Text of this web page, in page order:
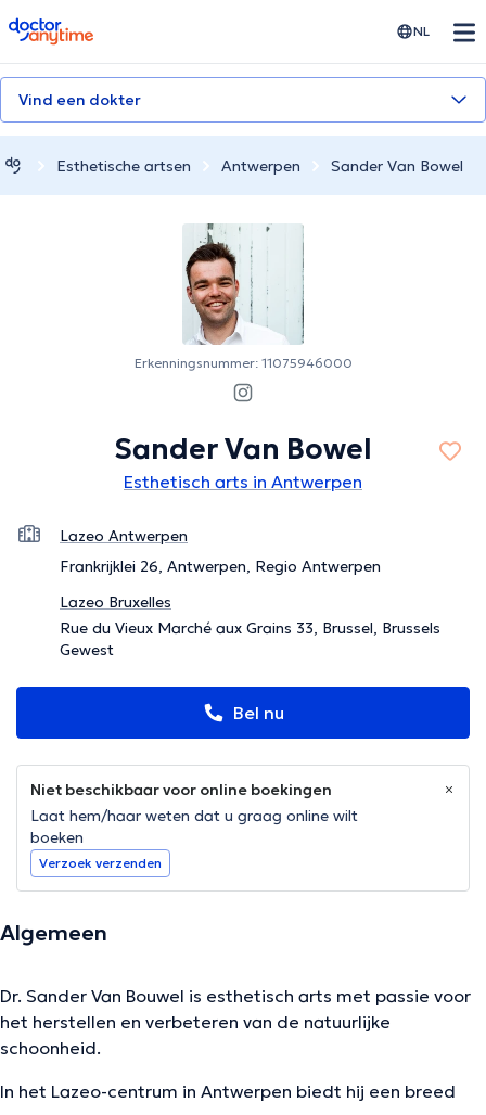
doctoranytime NL
Vind een dokter
Esthetische artsen Antwerpen Sander Van Bowel
Erkenningsnummer: 11075946000
Sander Van Bowel
Esthetisch arts in Antwerpen
Lazeo Antwerpen
Frankrijklei 26, Antwerpen, Regio Antwerpen
Lazeo Bruxelles
Rue du Vieux Marché aux Grains 33, Brussel, Brussels
Gewest
Bel nu
Niet beschikbaar voor online boekingen
Laat hem/haar weten dat u graag online wilt
boeken
Verzoek verzenden
Algemeen
Dr. Sander Van Bouwel is esthetisch arts met passie voor
het herstellen en verbeteren van de natuurlijke
schoonheid.
In het Lazeo-centrum in Antwerpen biedt hij een breed